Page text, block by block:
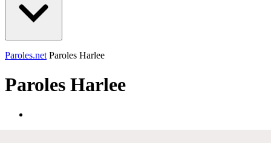
Paroles.net Paroles Harlee
Paroles Harlee